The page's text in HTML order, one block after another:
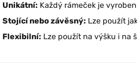
Unikátní: Každý rámeček je
Stojící nebo závěsný: Lze použít
Flexibilní: Lze použít na výšku i na